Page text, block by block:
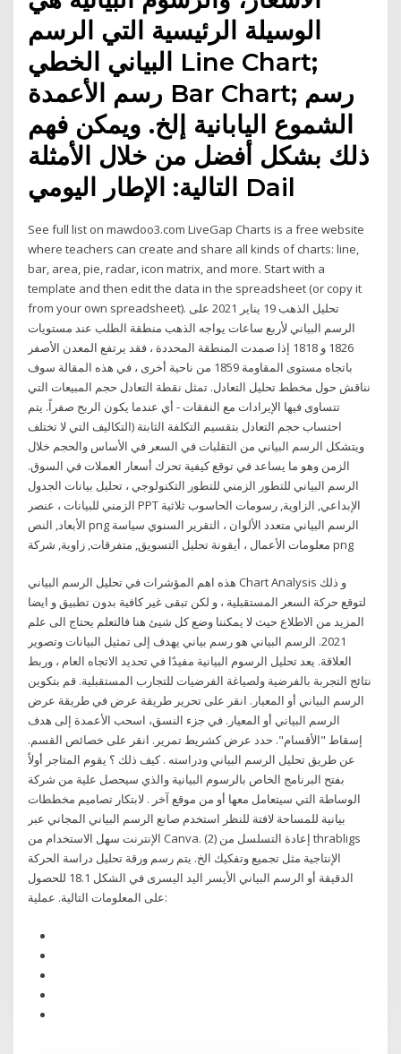
الوسيلة الرئيسية التي الرسم
البياني الخطي Line Chart;
رسم الأعمدة Bar Chart; رسم
الشموع اليابانية إلخ. ويمكن فهم
ذلك بشكل أفضل من خلال الأمثلة
التالية: الإطار اليومي Dail
See full list on mawdoo3.com LiveGap Charts is a free website
where teachers can create and share all kinds of charts: line,
bar, area, pie, radar, icon matrix, and more. Start with a
template and then edit the data in the spreadsheet (or copy it
from your own spreadsheet). تحليل الذهب 19 يناير 2021 على
الرسم البياني لأربع ساعات يواجه الذهب منطقة الطلب عند مستويات
1826 و 1818 إذا صمدت المنطقة المحددة ، فقد يرتفع المعدن الأصفر
باتجاه مستوى المقاومة 1859 من ناحية أخرى ، في هذه المقالة سوف
نناقش حول مخطط تحليل التعادل. تمثل نقطة التعادل حجم المبيعات التي
تتساوى فيها الإيرادات مع النفقات - أي عندما يكون الربح صفراً. يتم
احتساب حجم التعادل بتقسيم التكلفة الثابتة (التكاليف التي لا تختلف
ويتشكل الرسم البياني من التقلبات في السعر في الأساس والحجم خلال
الزمن وهو ما يساعد في توقع كيفية تحرك أسعار العملات في السوق.
الرسم البياني للتطور الزمني للتطور التكنولوجي ، تحليل بيانات الجدول
الزمني للبيانات ، عنصر PPT الإبداعي, الزاوية, رسومات الحاسوب ثلاثية
الأبعاد, النص png الرسم البياني متعدد الألوان ، التقرير السنوي سياسة
معلومات الأعمال ، أيقونة تحليل التسويق, متفرقات, زاوية, شركة png
هذه اهم المؤشرات في تحليل الرسم البياني Chart Analysis و ذلك
لتوقع حركة السعر المستقبلية ، و لكن تبقى غير كافية بدون تطبيق و ايضا
المزيد من الاطلاع حيث لا يمكننا وضع كل شيئ هنا فالتعلم يحتاج الى علم
2021. الرسم البياني هو رسم بياني يهدف إلى تمثيل البيانات وتصوير
العلاقة. يعد تحليل الرسوم البيانية مفيدًا في تحديد الاتجاه العام ، وربط
نتائج التجربة بالفرضية ولصياغة الفرضيات للتجارب المستقبلية. قم بتكوين
الرسم البياني أو المعيار. انقر على تحرير طريقة عرض في طريقة عرض
الرسم البياني أو المعيار. في جزء النسق، اسحب الأعمدة إلى هدف
إسقاط "الأقسام". حدد عرض كشريط تمرير. انقر على خصائص القسم.
عن طريق تحليل الرسم البياني ودراسته . كيف ذلك ؟ يقوم المتاجر أولاً
بفتح البرنامج الخاص بالرسوم البيانية والذي سيحصل علية من شركة
الوساطة التي سيتعامل معها أو من موقع آخر . لابتكار تصاميم مخططات
بيانية للمساحة لافتة للنظر استخدم صانع الرسم البياني المجاني عبر
الإنترنت سهل الاستخدام من Canva. (2) إعادة التسلسل من thrabligs
الإنتاجية مثل تجميع وتفكيك الخ. يتم رسم ورقة تحليل دراسة الحركة
الدقيقة أو الرسم البياني الأيسر اليد اليسرى في الشكل 18.1 للحصول
على المعلومات التالية. عملية: